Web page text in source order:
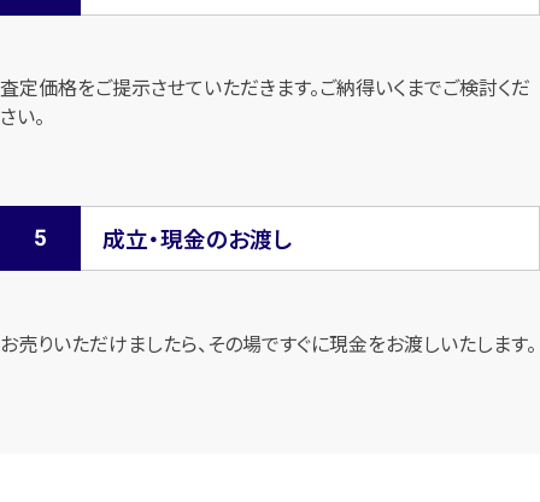
査定価格をご提示させていただきます。ご納得いくまでご検討くだ
さい。
成立・現金のお渡し
お売りいただけましたら、その場ですぐに現金をお渡しいたします。